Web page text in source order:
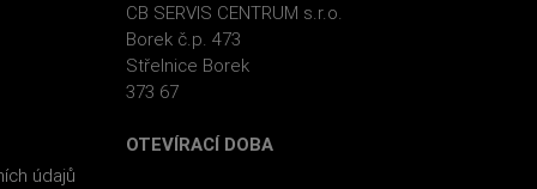
údajů
CB SERVIS CENTRUM s.r.o.
Borek č.p. 473
Střelnice Borek
373 67
OTEVÍRACÍ DOBA